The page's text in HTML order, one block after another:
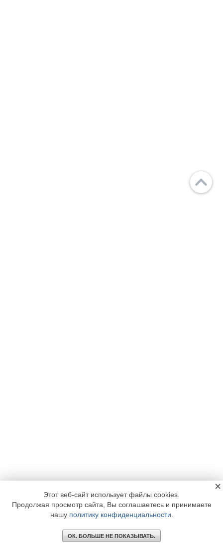
Этот веб-сайт использует файлы cookies.
Продолжая просмотр сайта, Вы соглашаетесь и принимаете
нашу политику конфиденциальности
ОК. БОЛЬШЕ НЕ ПОКАЗЫВАТЬ.
×